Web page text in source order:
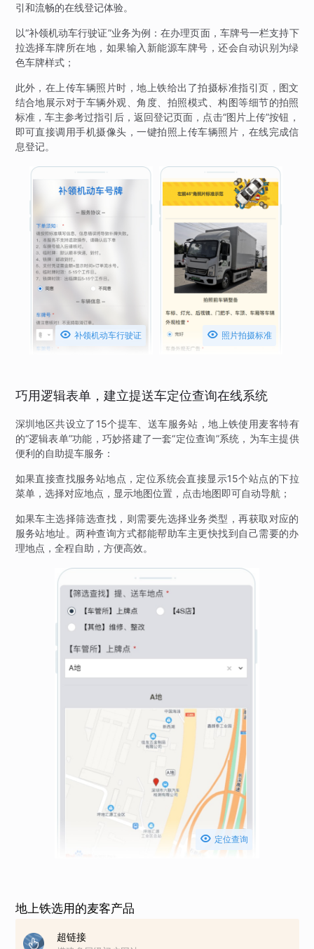
引和流畅的在线登记体验。
以“补领机动车行驶证”业务为例：在办理页面，车牌号一栏支持下
拉选择车牌所在地，如果输入新能源车牌号，还会自动识别为绿
色车牌样式；
此外，在上传车辆照片时，地上铁给出了拍摄标准指引页，图文
结合地展示对于车辆外观、角度、拍照模式、构图等细节的拍照
标准，车主参考过指引后，返回登记页面，点击“图片上传”按钮，
即可直接调用手机摄像头，一键拍照上传车辆照片，在线完成信
息登记。
 补领机动车行驶证  照片拍摄标准
巧用逻辑表单，建立提送车定位查询在线系统
深圳地区共设立了15个提车、送车服务站，地上铁使用麦客特有
的“逻辑表单”功能，巧妙搭建了一套“定位查询”系统，为车主提供
便利的自助提车服务：
如果直接查找服务站地点，定位系统会直接显示15个站点的下拉
菜单，选择对应地点，显示地图位置，点击地图即可自动导航；
如果车主选择筛选查找，则需要先选择业务类型，再获取对应的
服务站地址。两种查询方式都能帮助车主更快找到自己需要的办
理地点，全程自助，方便高效。
 定位查询
地上铁选用的麦客产品
超链接